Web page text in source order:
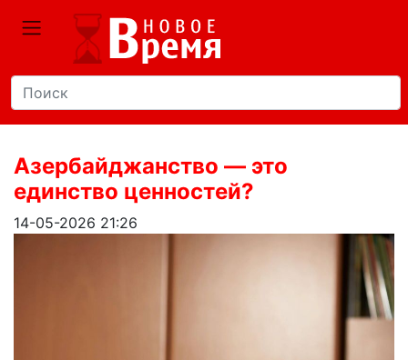
Азербайджанство — это
единство ценностей?
14-05-2026 21:26